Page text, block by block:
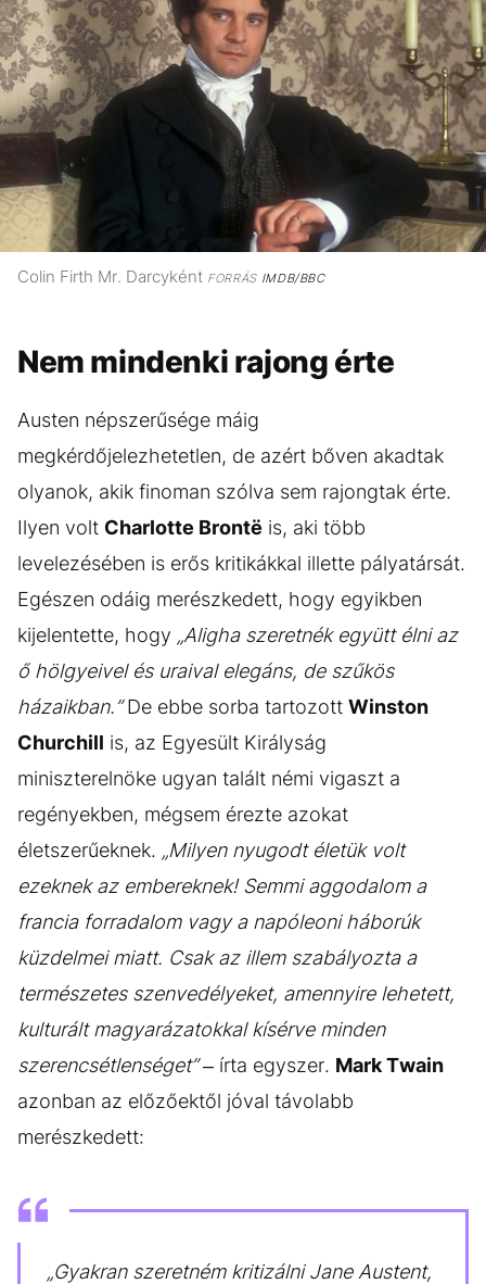
Colin Firth Mr. Darcyként FORRÁSIMDB/BBC
Nem mindenki rajong érte
Austen népszerűsége máig
megkérdőjelezhetetlen, de azért bőven akadtak
olyanok, akik finoman szólva sem rajongtak érte.
Ilyen volt Charlotte Brontë is, aki több
levelezésében is erős kritikákkal illette pályatársát.
Egészen odáig merészkedett, hogy egyikben
kijelentette, hogy „Aligha szeretnék együtt élni az
ő hölgyeivel és uraival elegáns, de szűkös
házaikban.”De ebbe sorba tartozott Winston
Churchill is, az Egyesült Királyság
miniszterelnöke ugyan talált némi vigaszt a
regényekben, mégsem érezte azokat
életszerűeknek. „Milyen nyugodt életük volt
ezeknek az embereknek! Semmi aggodalom a
francia forradalom vagy a napóleoni háborúk
küzdelmei miatt. Csak az illem szabályozta a
természetes szenvedélyeket, amennyire lehetett,
kulturált magyarázatokkal kísérve minden
szerencsétlenséget”– írta egyszer. Mark Twain
azonban az előzőektől jóval távolabb
merészkedett:
„Gyakran szeretném kritizálni Jane Austent,